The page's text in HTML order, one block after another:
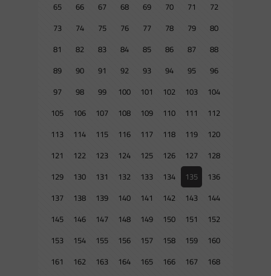
65
66 67 68 69 70 71
72
73
74 75 76 77 78 79
80
81
82 83 84 85 86 87
88
89
90 91 92 93 94 95
96
97
98 99 100 101 102 103
104
105
106 107 108 109 110 111
112
113
114 115 116 117 118 119
120
121
122 123 124 125 126 127
128
129
130 131 132 133 134 135
136
137
138 139 140 141 142 143
144
145
146 147 148 149 150 151
152
153
154 155 156 157 158 159
160
161
162 163 164 165 166 167
168